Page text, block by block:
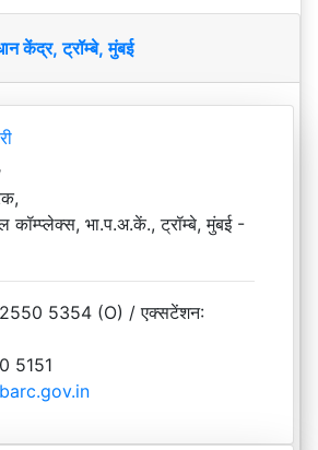
केंद्र, ट्रॉम्बे, मुंबई
कॉम्प्लेक्स, भा.प.अ.कें., ट्रॉम्बे, मुंबई -
5354 (O) / एक्सटेंशन:
5151